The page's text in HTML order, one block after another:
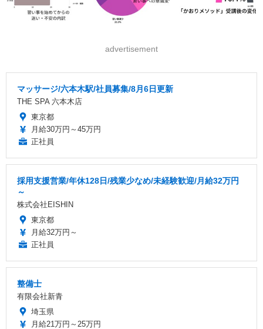
advertisement
マッサージ/六本木駅/社員募集/8月6日更新
THE SPA 六本木店
東京都
月給30万円～45万円
正社員
採用支援営業/年休128日/残業少なめ/未経験歓迎/月給32万円
～
株式会社EISHIN
東京都
月給32万円～
正社員
整備士
有限会社新青
埼玉県
月給21万円～25万円